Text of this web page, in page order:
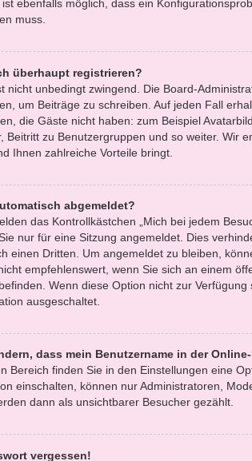
ebenfalls möglich, dass ein
muss.
überhaupt registrieren?
nicht unbedingt zwingend. Die Board-
um Beiträge zu schreiben. Auf jeden Fall
die Gäste nicht haben: zum Beispiel
Beitritt zu Benutzergruppen und so weiter. Wir
Ihnen zahlreiche Vorteile bringt.
abgemeldet?
das Kontrollkästchen „Mich bei jedem
nur für eine Sitzung angemeldet. Dies
einen Dritten. Um angemeldet zu bleiben,
empfehlenswert, wenn Sie sich an einem
Wenn diese Option nicht zur
ausgeschaltet.
dass mein Benutzername in der
Bereich finden Sie in den Einstellungen eine
einschalten, können nur Administratoren,
dann als unsichtbarer Besucher gezählt.
vergessen!